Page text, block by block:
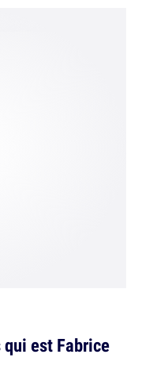
est Fabrice